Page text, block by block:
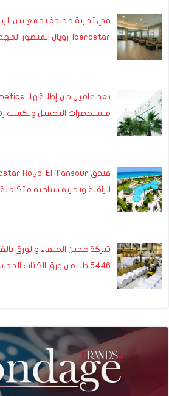
في تجربة جديدة تجمع بين
Iberostar رويال المنصور المهدية يطلق Pila…
مستحضرات التجميل وتكسب
الراقية وتجربة سياحية
شركة عجين الحلفاء والورق
5446 طنا من ورق الكتاب المدرسي وتؤمّن كامل…